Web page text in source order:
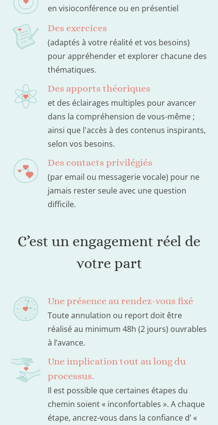
en visioconférence ou en présentiel
Des exercices
(adaptés à votre réalité et vos besoins)
pour appréhender et explorer chacune des
thématiques.
Des apports théoriques
et des éclairages multiples pour avancer
dans la compréhension de vous-même ;
ainsi que l'accès à des contenus inspirants,
selon vos besoins.
Des contacts privilégiés
(par email ou messagerie vocale) pour ne
jamais rester seule avec une question
difficile.
C’est un engagement réel de
votre part
Une présence au rendez-vous fixé
Toute annulation ou report doit être
réalisé au minimum 48h (2 jours) ouvrables
à l’avance.
Une implication tout au long du
processus.
Il est possible que certaines étapes du
chemin soient « inconfortables ». A chaque
étape, ancrez-vous dans la confiance d’ «